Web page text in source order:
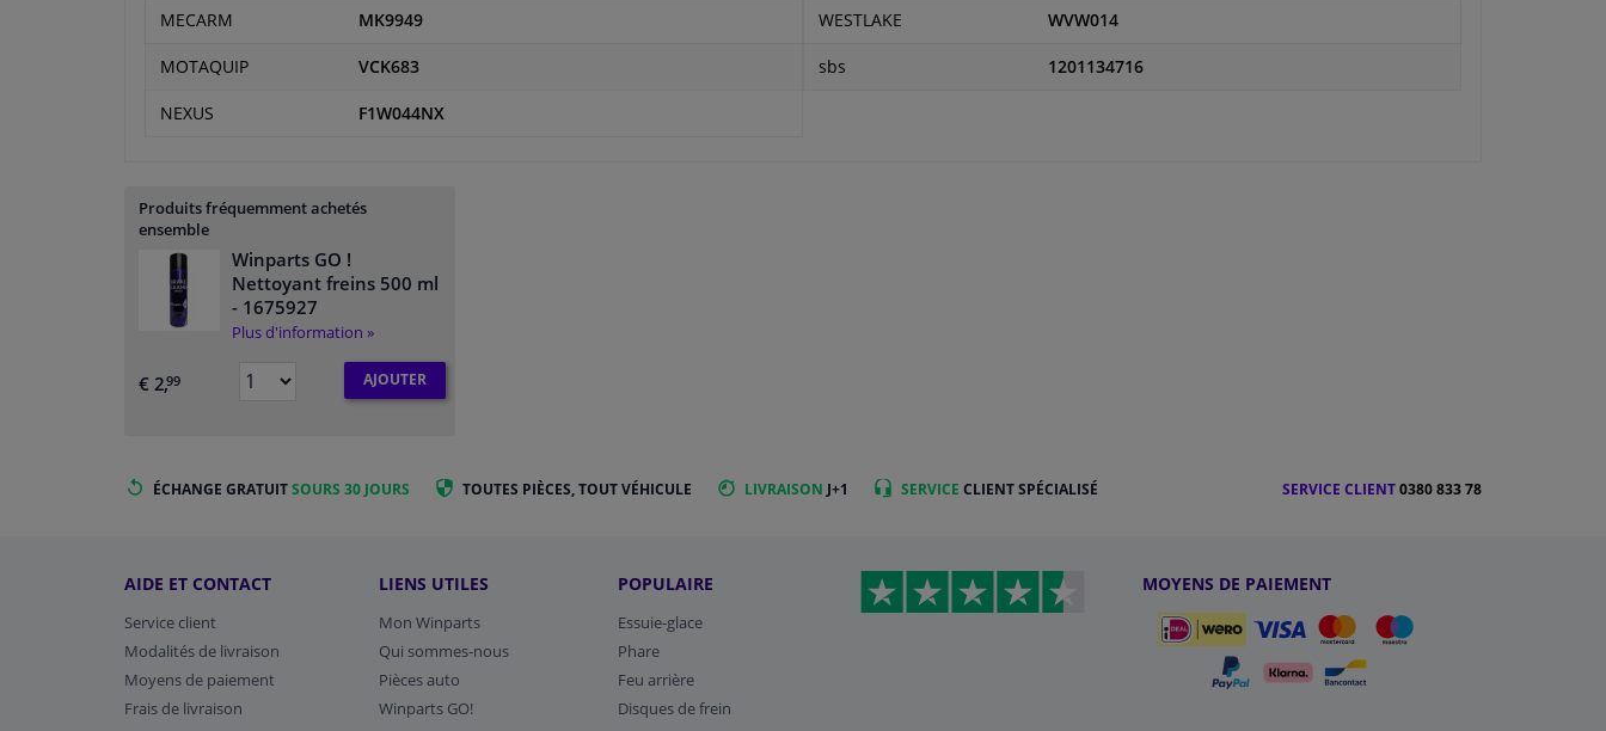
MECARM MK9949
MOTAQUIP VCK683
NEXUS F1W044NX
WESTLAKE WVW014
sbs 1201134716
Produits fréquemment achetés
ensemble
Winparts GO !
Nettoyant freins 500 ml
- 1675927
Plus d'information »
€ 2,99 AJOUTER
ÉCHANGE GRATUITSOURS 30 JOURS TOUTES PIÈCES, TOUT VÉHICULE LIVRAISON J+1 SERVICE CLIENT SPÉCIALISÉ SERVICE CLIENT0380 833 78
AIDE ET CONTACT
Service client
Modalités de livraison
Moyens de paiement
Frais de livraison
LIENS UTILES
Mon Winparts
Qui sommes-nous
Pièces auto
Winparts GO!
POPULAIRE
Essuie-glace
Phare
Feu arrière
Disques de frein
MOYENS DE PAIEMENT